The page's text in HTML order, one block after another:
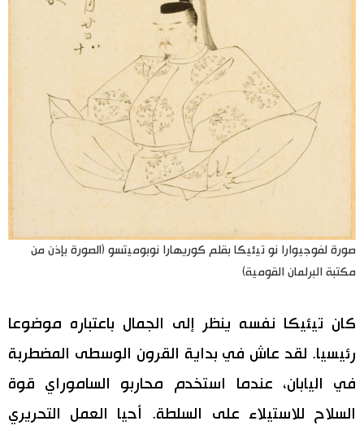
صورة لفوجيوارا نو تيئيكا بقلم كوريهارا نوبوميتسو (الصورة بإذن من
مكتبة البرلمان القومية)
كان تيئيكا نفسه ينظر إلى الجمال باعتباره موضوعا
رئيسيا. لقد عاش في بداية القرون الوسطى المضطربة
في اليابان، عندما استخدم محاربو الساموراي قوة
السلاح للاستيلاء على السلطة. أحيا العمل التحريري